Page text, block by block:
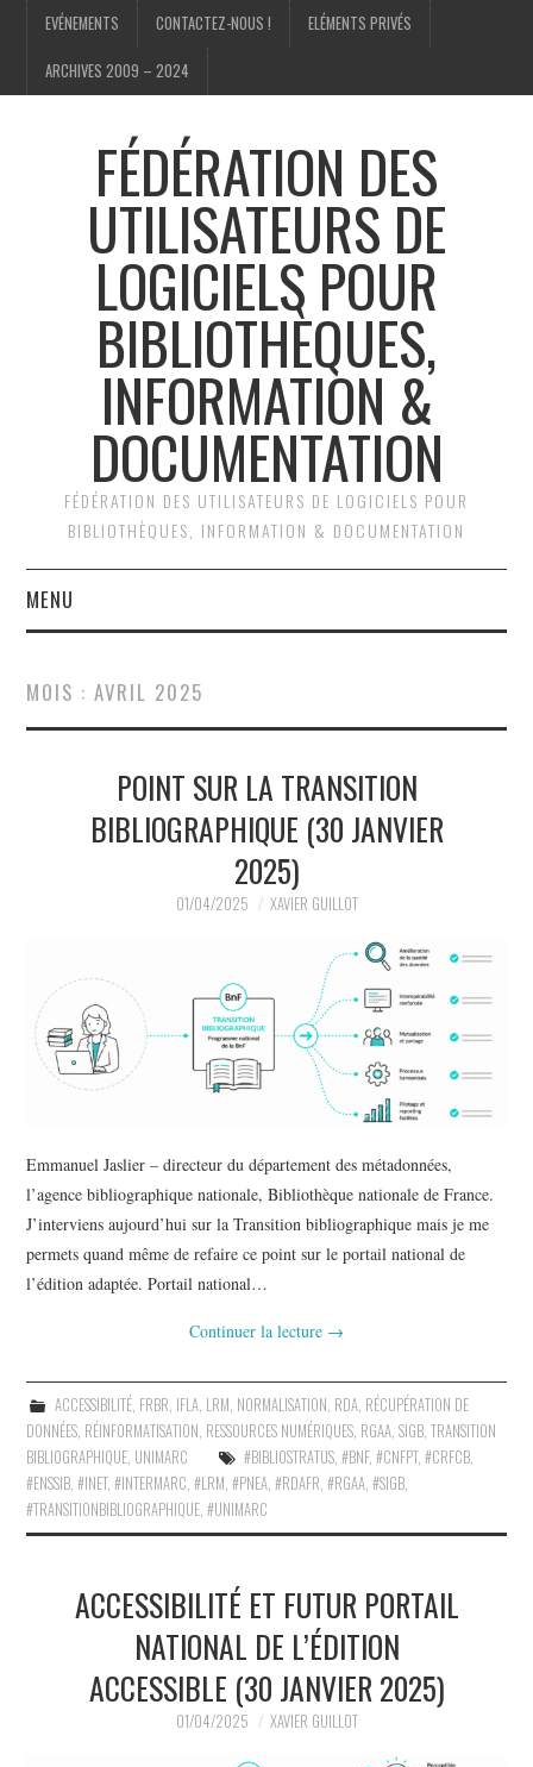
EVÉNEMENTS CONTACTEZ-NOUS ! ELÉMENTS PRIVÉS
ARCHIVES 2009 – 2024
FÉDÉRATION DES
UTILISATEURS DE
LOGICIELS POUR
BIBLIOTHÈQUES,
INFORMATION &
DOCUMENTATION
FÉDÉRATION DES UTILISATEURS DE LOGICIELS POUR
BIBLIOTHÈQUES, INFORMATION & DOCUMENTATION
MENU
QUI SOMMES-NOUS ?
ACTIVITÉS
JOURNÉES D’ÉTUDE
MOIS :AVRIL 2025
POINT SUR LA TRANSITION
BIBLIOGRAPHIQUE (30 JANVIER
2025)
01/04/2025 XAVIER GUILLOT
Emmanuel Jaslier – directeur du département des métadonnées,
l’agence bibliographique nationale, Bibliothèque nationale de France.
J’interviens aujourd’hui sur la Transition bibliographique mais je me
permets quand même de refaire ce point sur le portail national de
l’édition adaptée. Portail national…
Continuer la lecture →
ACCESSIBILITÉ, FRBR, IFLA, LRM, NORMALISATION, RDA, RÉCUPÉRATION DE
DONNÉES, RÉINFORMATISATION, RESSOURCES NUMÉRIQUES, RGAA,SIGB,TRANSITION
BIBLIOGRAPHIQUE, UNIMARC #BIBLIOSTRATUS, #BNF, #CNFPT, #CRFCB,
#ENSSIB,#INET,#INTERMARC,#LRM,#PNEA,#RDAFR,#RGAA,#SIGB,
#TRANSITIONBIBLIOGRAPHIQUE,#UNIMARC
ACCESSIBILITÉ ET FUTUR PORTAIL
NATIONAL DE L’ÉDITION
ACCESSIBLE (30 JANVIER 2025)
01/04/2025 XAVIER GUILLOT